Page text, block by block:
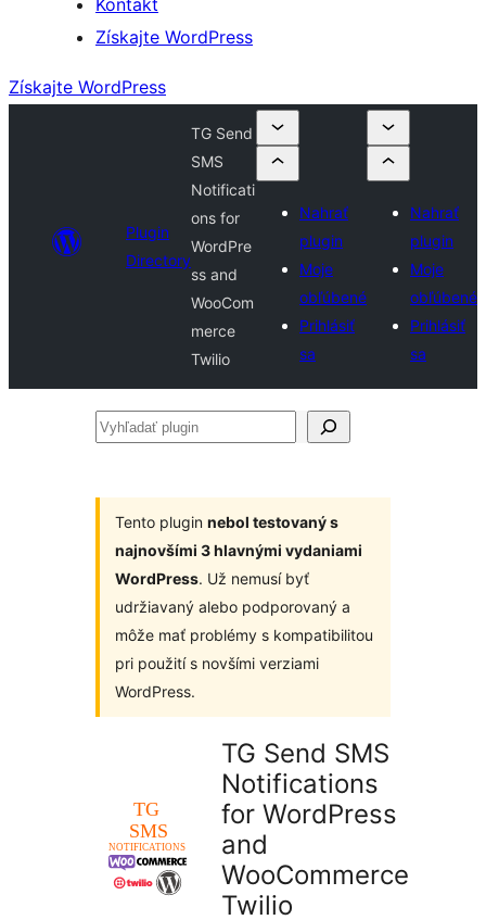
Kontakt
Získajte WordPress
Získajte WordPress
Plugin
Directory
TG Send
SMS
Notificati
ons for
WordPre
ss and
WooCom
merce
Twilio
Nahrať
plugin
Moje
obľúbené
Prihlásiť
sa
Nahrať
plugin
Moje
obľúbené
Prihlásiť
sa
Vyhľadať
Tento plugin nebol testovaný s
najnovšími 3 hlavnými vydaniami
WordPress. Už nemusí byť
udržiavaný alebo podporovaný a
môže mať problémy s kompatibilitou
pri použití s novšími verziami
WordPress.
TG Send SMS
Notifications
for WordPress
and
WooCommerce
Twilio